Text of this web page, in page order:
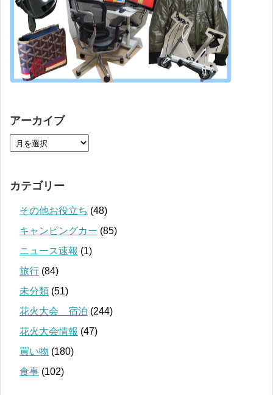
アーカイブ
カテゴリー
その他お役立ち (48)
キャンピングカー (85)
ニュース速報 (1)
旅行 (84)
未分類 (51)
花火大会 宿泊 (244)
花火大会情報 (47)
買い物 (180)
食事 (102)